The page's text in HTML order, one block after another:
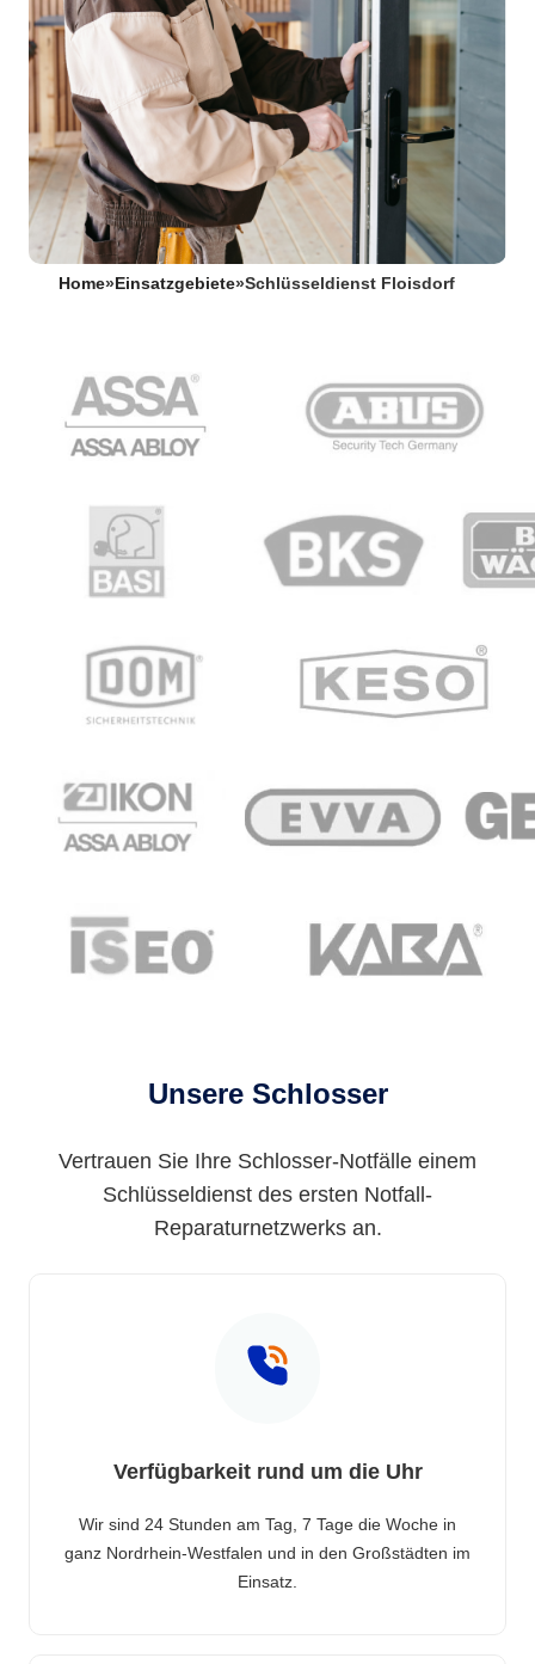
Home» Einsatzgebiete»Schlüsseldienst Floisdorf
Unsere Schlosser
Vertrauen Sie Ihre Schlosser-Notfälle einem
Schlüsseldienst des ersten Notfall-
Reparaturnetzwerks an.
Verfügbarkeit rund um die Uhr
Wir sind 24 Stunden am Tag, 7 Tage die Woche in
ganz Nordrhein-Westfalen und in den Großstädten im
Einsatz.